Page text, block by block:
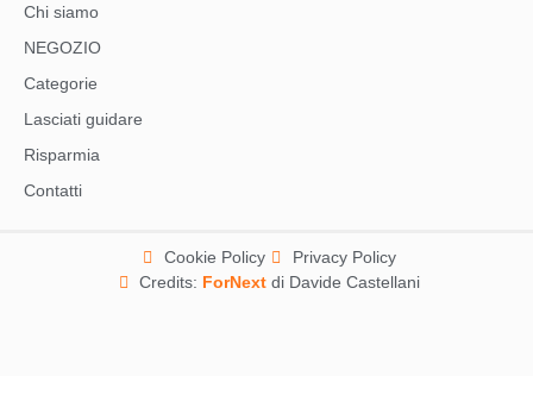
Chi siamo
NEGOZIO
Categorie
Lasciati guidare
Risparmia
Contatti
Cookie Policy
Privacy Policy
Credits: ForNextdi Davide Castellani